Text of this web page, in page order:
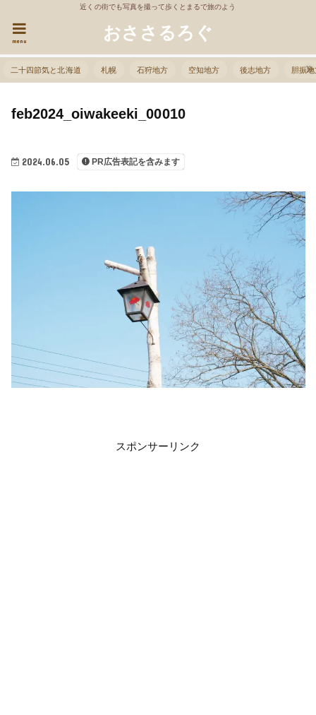
近くの街でも写真を撮って歩くとまるで旅のよう
おささるろぐ
menu
二十四節気と北海道 札幌 石狩地方 空知地方 後志地方 胆振
2024.06.05 PR広告表記を含みます
feb2024_oiwakeeki_00010
スポンサーリンク